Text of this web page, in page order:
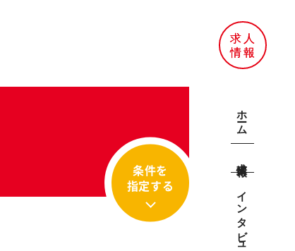
ホーム
インタビュー
条件を
指定する